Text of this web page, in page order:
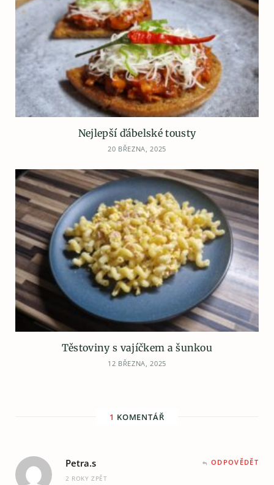
Nejlepší ďábelské tousty
20 BŘEZNA, 2025
Těstoviny s vajíčkem a šunkou
12 BŘEZNA, 2025
1 KOMENTÁŘ
Petra.s
2 ROKY ZPĚT
ODPOVĚDĚT